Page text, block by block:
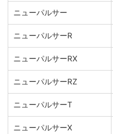
ニューパルサー
ニューパルサーR
ニューパルサーRX
ニューパルサーRZ
ニューパルサーT
ニューパルサーX